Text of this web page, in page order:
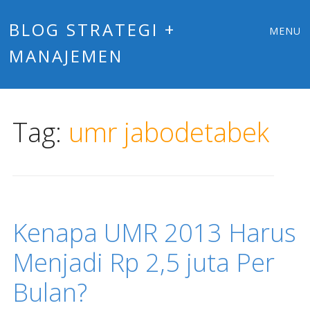
BLOG STRATEGI +
MANAJEMEN
MENU
Tag: umr jabodetabek
Kenapa UMR 2013 Harus
Menjadi Rp 2,5 juta Per
Bulan?